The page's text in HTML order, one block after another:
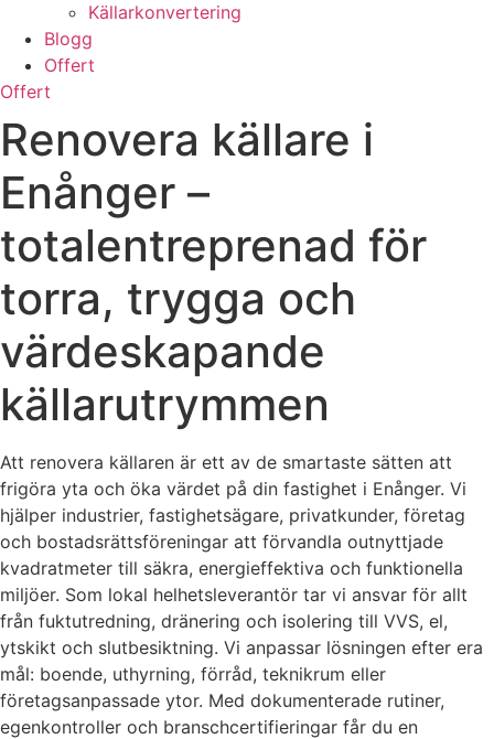
Källarkonvertering
Blogg
Offert
Offert
Renovera källare i
Enånger –
totalentreprenad för
torra, trygga och
värdeskapande
källarutrymmen
Att renovera källaren är ett av de smartaste sätten att
frigöra yta och öka värdet på din fastighet i Enånger. Vi
hjälper industrier, fastighetsägare, privatkunder, företag
och bostadsrättsföreningar att förvandla outnyttjade
kvadratmeter till säkra, energieffektiva och funktionella
miljöer. Som lokal helhetsleverantör tar vi ansvar för allt
från fuktutredning, dränering och isolering till VVS, el,
ytskikt och slutbesiktning. Vi anpassar lösningen efter era
mål: boende, uthyrning, förråd, teknikrum eller
företagsanpassade ytor. Med dokumenterade rutiner,
egenkontroller och branschcertifieringar får du en